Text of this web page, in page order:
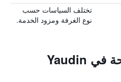
تختلف السياسات حسب
نوع الغرفة ومزود الخدمة.
المزايا ووسائل الراحة في Yaudin